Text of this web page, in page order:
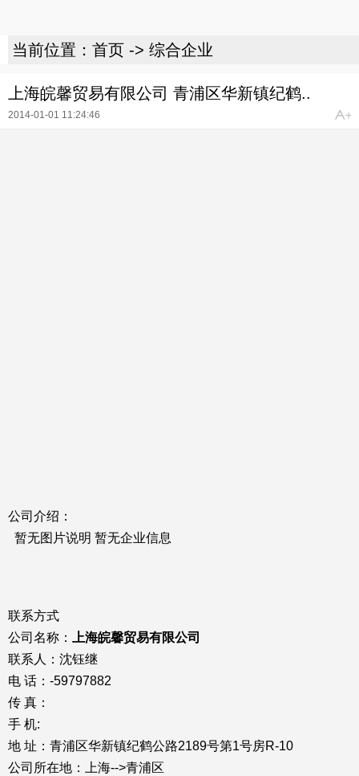
当前位置： 首页 -> 综合企业
上海皖馨贸易有限公司 青浦区华新镇纪鹤..
2014-01-01 11:24:46
公司介绍：
暂无图片说明 暂无企业信息
联系方式
公司名称：
上海皖馨贸易有限公司
联系人：沈钰继
电 话：-59797882
传 真：
手 机:
地 址：青浦区华新镇纪鹤公路2189号第1号房R-10
公司所在地：上海-->青浦区